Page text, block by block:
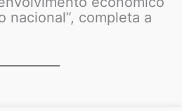
nacional”, completa a